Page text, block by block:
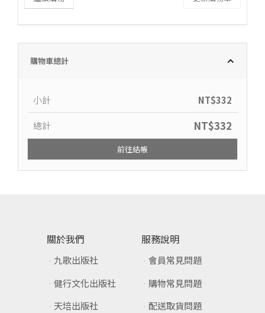
購物車總計
小計 NT$332
總計 NT$332
前往結帳
關於我們
九歌出版社
健行文化出版社
天培出版社
服務說明
會員常見問題
購物常見問題
配送取貨問題